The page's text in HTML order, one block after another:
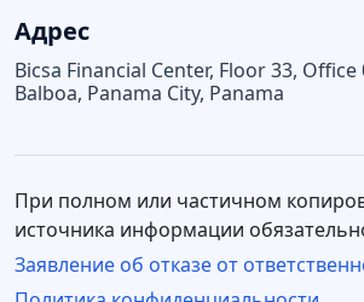
Адрес
Bicsa Financial Center, Floor 33, Office
Balboa, Panama City, Panama
При полном или частичном
источника информации
Заявление об отказе от